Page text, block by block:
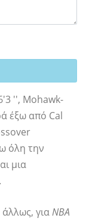
'', Mohawk-
έξω από Cal
όλη την
μια
γιαNBA